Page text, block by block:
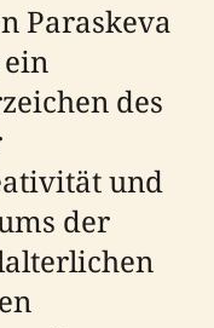
Paraskeva
des
und
der